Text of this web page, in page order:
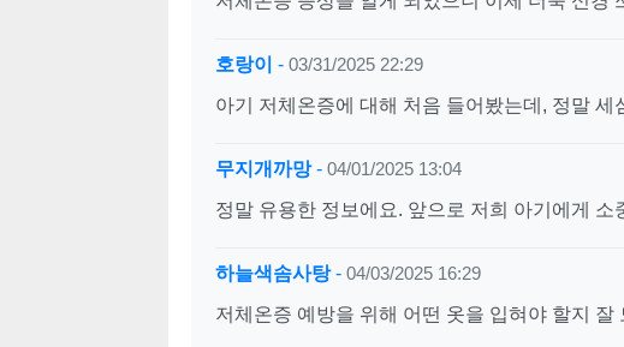
호랑이 - 03/31/2025 22:29
아기 저체온증에 대해 처음 들어봤는데, 정말
무지개까망- 04/01/2025 13:04
정말 유용한 정보에요. 앞으로 저희 아기에게 소
하늘색솜사탕- 04/03/2025 16:29
저체온증 예방을 위해 어떤 옷을 입혀야 할지